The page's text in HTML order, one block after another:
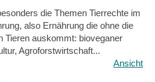
die Themen Tierrechte im
also Ernährung die ohne die
Tieren auskommt: bioveganer
Agroforstwirtschaft...
Ansicht